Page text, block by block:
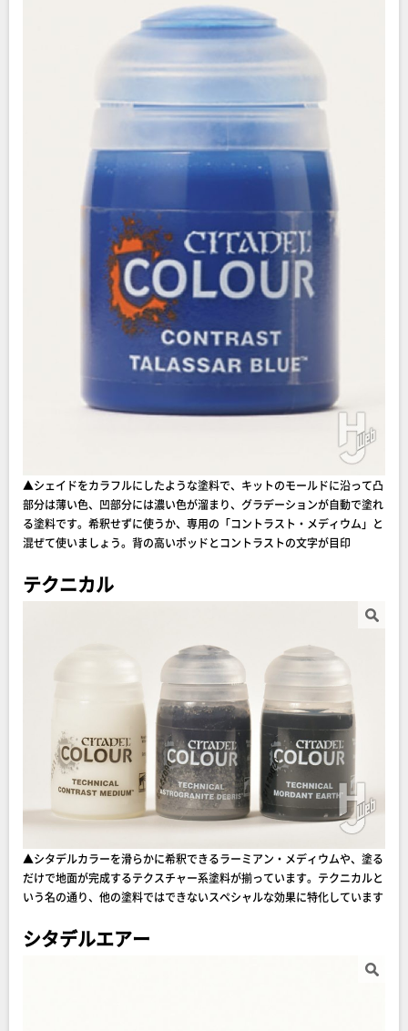
▲シェイドをカラフルにしたような塗料で、キットのモールドに沿って凸
部分は薄い色、凹部分には濃い色が溜まり、グラデーションが自動で塗れ
る塗料です。希釈せずに使うか、専用の「コントラスト・メディウム」と
混ぜて使いましょう。背の高いポッドとコントラストの文字が目印
テクニカル
▲シタデルカラーを滑らかに希釈できるラーミアン・メディウムや、塗る
だけで地面が完成するテクスチャー系塗料が揃っています。テクニカルと
いう名の通り、他の塗料ではできないスペシャルな効果に特化しています
シタデルエアー